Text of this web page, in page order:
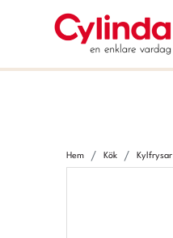
Hem Kök Kylfrysar